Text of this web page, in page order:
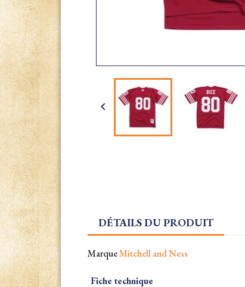

DÉTAILS DU PRODUIT
MarqueMitchell and Ness
Fiche technique